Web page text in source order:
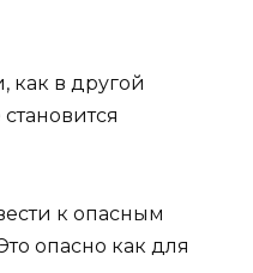
как в другой
к опасным
опасно как для